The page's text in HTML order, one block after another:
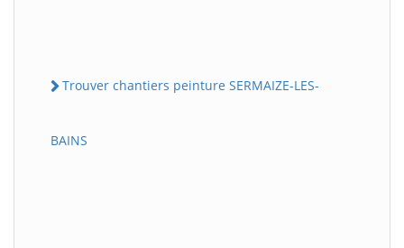
Trouver chantiers peinture SERMAIZE-LES-
BAINS